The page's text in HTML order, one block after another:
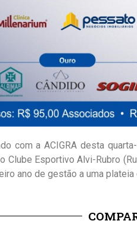
com a ACIGRA desta
Clube Esportivo Alvi-Rubro
ano de gestão a uma